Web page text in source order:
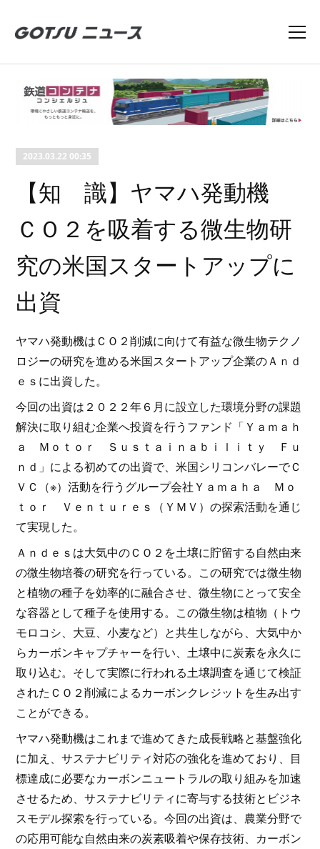
2023.03.22 00:35
【知 識】ヤマハ発動機
ＣＯ２を吸着する微生物研
究の米国スタートアップに
出資
ヤマハ発動機はＣＯ２削減に向けて有益な微生物テクノ
ロジーの研究を進める米国スタートアップ企業のＡｎｄ
ｅｓに出資した。
今回の出資は２０２２年６月に設立した環境分野の課題
解決に取り組む企業へ投資を行うファンド「Ｙａｍａｈ
ａ Ｍｏｔｏｒ Ｓｕｓｔａｉｎａｂｉｌｉｔｙ Ｆｕ
ｎｄ」による初めての出資で、米国シリコンバレーでＣ
ＶＣ（※）活動を行うグループ会社Ｙａｍａｈａ Ｍｏ
ｔｏｒ Ｖｅｎｔｕｒｅｓ（ＹＭＶ）の探索活動を通じ
て実現した。
Ａｎｄｅｓは大気中のＣＯ２を土壌に貯留する自然由来
の微生物培養の研究を行っている。この研究では微生物
と植物の種子を効率的に融合させ、微生物にとって安全
な容器として種子を使用する。この微生物は植物（トウ
モロコシ、大豆、小麦など）と共生しながら、大気中か
らカーボンキャプチャーを行い、土壌中に炭素を永久に
取り込む。そして実際に行われる土壌調査を通じて検証
されたＣＯ２削減によるカーボンクレジットを生み出す
ことができる。
ヤマハ発動機はこれまで進めてきた成長戦略と基盤強化
に加え、サステナビリティ対応の強化を進めており、目
標達成に必要なカーボンニュートラルの取り組みを加速
させるため、サステナビリティに寄与する技術とビジネ
スモデル探索を行っている。今回の出資は、農業分野で
の応用可能な自然由来の炭素吸着や保存技術、カーボン